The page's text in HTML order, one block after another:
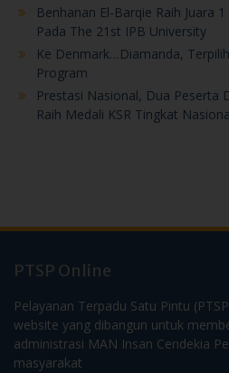
Benhanan El-Barqie Raih Juara
Pada The 21st IPB University
Ke Denmark…Diamanda,
Program
Prestasi Nasional, Dua Peserta
Raih Medali KSR Tingkat
PTSP Online
Pelayanan Terpadu Satu Pintu
website yang dibangun untuk
administrasi MAN Insan Cendekia
masyarakat